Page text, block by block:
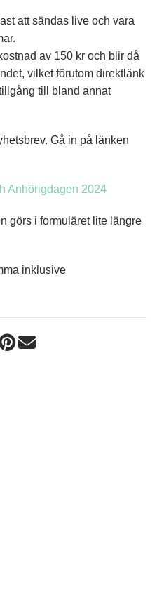
att sändas live och vara
av 150 kr och blir då
vilket förutom direktlänk
till bland annat
Gå in på länken
Anhörigdagen 2024
görs i formuläret lite längre
inklusive